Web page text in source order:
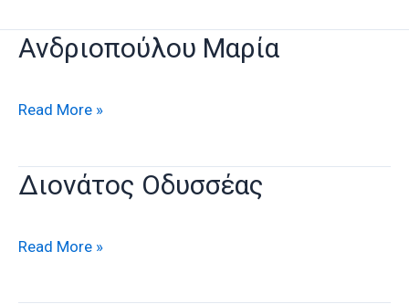
Ανδριοπούλου Μαρία
Ανδριοπούλου
Read More »
Διονάτος Οδυσσέας
Διονάτος
Read More »